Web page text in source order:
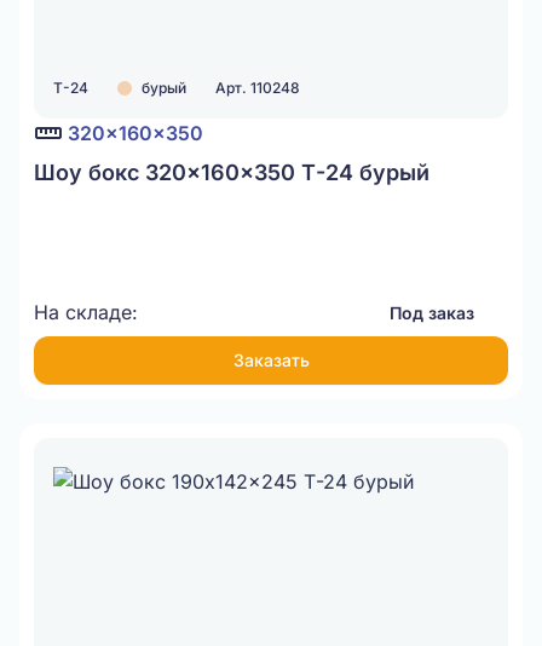
Т-24 бурый Арт. 110248
320x160x350
Шоу бокс 320x160x350 Т-24 бурый
На складе: Под заказ
Заказать